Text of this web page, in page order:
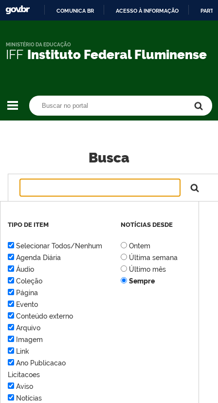
CONTEÚDO
COMUNICA BR ACESSO À INFORMAÇÃO
IFF Instituto Federal Fluminense
MINISTÉRIO DA EDUCAÇÃO
Busca
TIPO DE ITEM
Selecionar Todos/Nenhum
Agenda Diária
Áudio
Coleção
Página
Evento
Conteúdo externo
Arquivo
Imagem
Link
Ano Publicacao
Licitacoes
Aviso
Notícias
NOTÍCIAS DESDE
Ontem
Última semana
Último mês
Sempre